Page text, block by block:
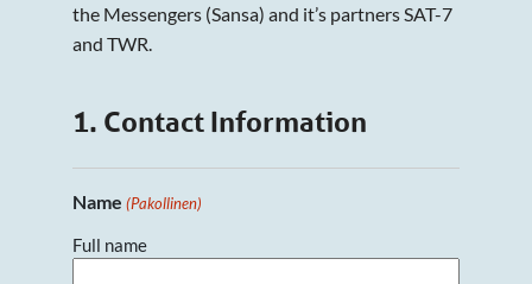
the Messengers (Sansa) and it’s partners SAT-7
and TWR.
1. Contact Information
Name (Pakollinen)
Full name